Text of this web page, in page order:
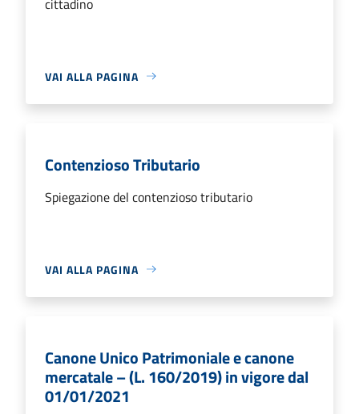
VAI ALLA PAGINA
Contenzioso Tributario
Spiegazione del contenzioso tributario
VAI ALLA PAGINA
Canone Unico Patrimoniale e canone
mercatale – (L. 160/2019) in vigore dal
01/01/2021